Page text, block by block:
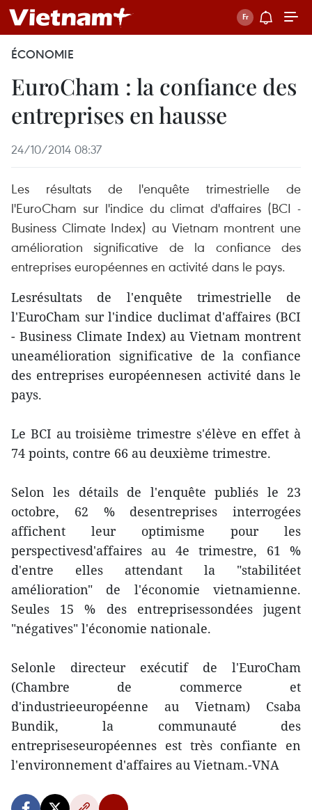
ÉCONOMIE
EuroCham : la confiance des
entreprises en hausse
24/10/2014 08:37
Les résultats de l'enquête trimestrielle de
l'EuroCham sur l'indice du climat d'affaires (BCI -
Business Climate Index) au Vietnam montrent une
amélioration significative de la confiance des
entreprises européennes en activité dans le pays.
Lesrésultats de l'enquête trimestrielle de
l'EuroCham sur l'indice duclimat d'affaires (BCI
- Business Climate Index) au Vietnam montrent
uneamélioration significative de la confiance
des entreprises européennesen activité dans le
pays.
Le BCI au troisième trimestre s'élève en effet à
74 points, contre 66 au deuxième trimestre.
Selon les détails de l'enquête publiés le 23
octobre, 62 % desentreprises interrogées
affichent leur optimisme pour les
perspectivesd'affaires au 4e trimestre, 61 %
d'entre elles attendant la "stabilitéet
amélioration" de l'économie vietnamienne.
Seules 15 % des entreprisessondées jugent
"négatives" l'économie nationale.
Selonle directeur exécutif de l'EuroCham
(Chambre de commerce et
d'industrieeuropéenne au Vietnam) Csaba
Bundik, la communauté des
entrepriseseuropéennes est très confiante en
l'environnement d'affaires au Vietnam.-VNA